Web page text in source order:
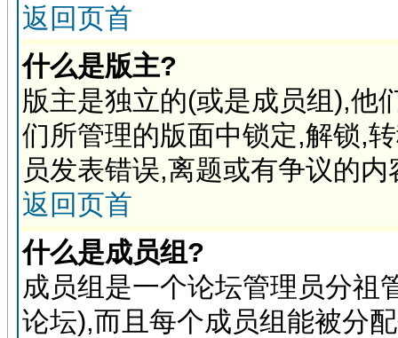
返回页首
什么是版主?
版主是独立的(或是成员组),他
们所管理的版面中锁定,解锁,
员发表错误,离题或有争议的内
返回页首
什么是成员组?
成员组是一个论坛管理员分祖
论坛),而且每个成员组能被分